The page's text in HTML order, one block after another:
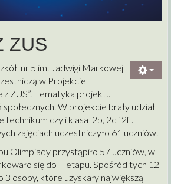
ZUS
nr 5 im. Jadwigi Markowej
w Projekcie
z ZUS”. Tematyka projektu
W projekcie brały udział
technikum czyli klasa 2b, 2c i 2f .
zajęciach uczestniczyło 61 uczniów.
Olimpiady przystąpiło 57 uczniów, w
się do II etapu. Spośród tych 12
osoby, które uzyskały największą